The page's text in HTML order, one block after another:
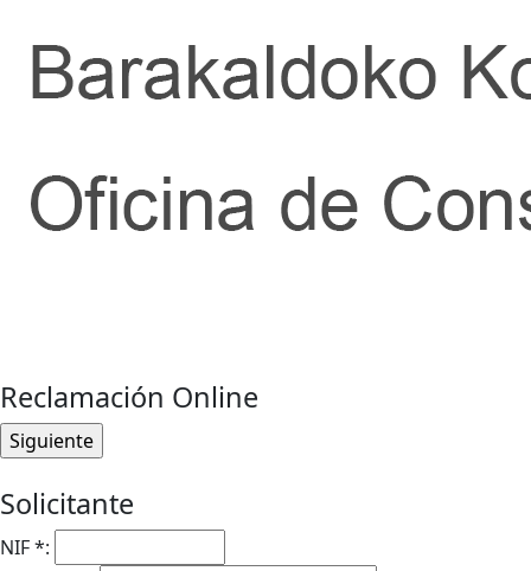
Reclamación Online
Solicitante
NIF *: